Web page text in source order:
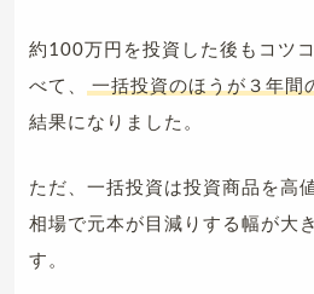
約100万円を投資した後もコツ
べて、
一括投資のほうが３年間
結果になりました。
ただ、一括投資は投資商品を高
相場で元本が目減りする幅が大
す。